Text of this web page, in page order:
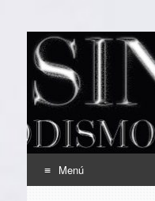
EL
Periodismo
Menú